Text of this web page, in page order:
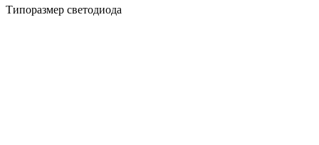
Типоразмер светодиода